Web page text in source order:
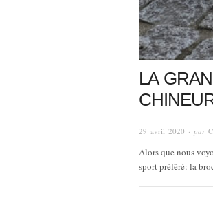
LA
29 avril 2020 · par
Alors que nous
sport préféré: la